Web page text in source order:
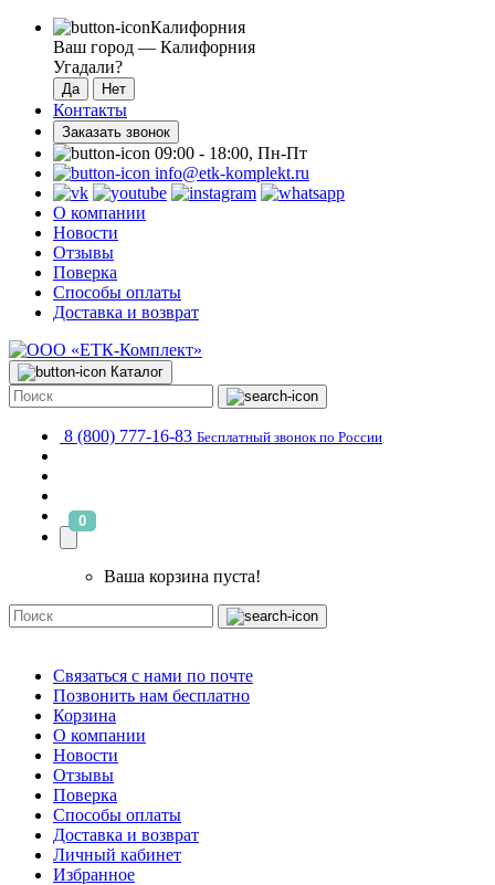
Калифорния
Ваш город — Калифорния
Угадали?
Контакты
Заказать звонок
09:00 - 18:00, Пн-Пт
info@etk-komplekt.ru
О компании
Новости
Отзывы
Поверка
Способы оплаты
Доставка и возврат
Каталог
8 (800) 777-16-83 Бесплатный звонок по России
0
Ваша корзина пуста!
Связаться с нами по почте
Позвонить нам бесплатно
Корзина
О компании
Новости
Отзывы
Поверка
Способы оплаты
Доставка и возврат
Личный кабинет
Избранное